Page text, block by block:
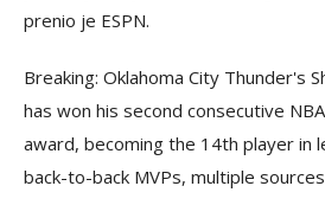
prenio je ESPN.
Breaking: Oklahoma City Thunder's
has won his second consecutive
award, becoming the 14th player in
back-to-back MVPs, multiple